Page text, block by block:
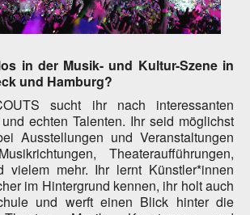
in der Musik- und Kultur-Szene in
und Hamburg?
sucht ihr nach interessanten
echten Talenten. Ihr seid möglichst
Ausstellungen und Veranstaltungen
Theateraufführungen,
vielem mehr. Ihr lernt Künstler*innen
im Hintergrund kennen, ihr holt auch
und werft einen Blick hinter die